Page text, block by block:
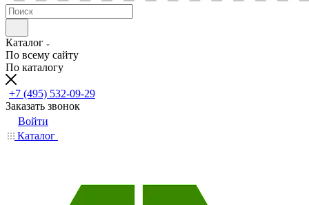
Каталог
По всему сайту
По каталогу
+7 (495) 532-09-29
Заказать звонок
Войти
Каталог